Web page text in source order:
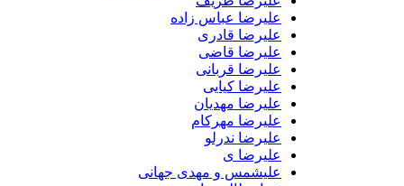
علیرضا عباس زاده
علیرضا قادری
علیرضا قاضی
علیرضا قربانی
علیرضا کیایی
علیرضا مهدیان
علیرضا مهرکام
علیرضا ندرلو
علیرضا ی
علیشمس و مهدی جهانی